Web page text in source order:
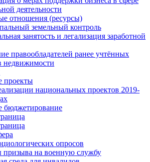
деятельности
отношения (ресурсы)
земельный контроль
занятость и легализация заработной
правообладателей ранее учтённых
недвижимости
проекты
национальных проектов 2019-
бюджетирование
опросов
призыва на военную службу